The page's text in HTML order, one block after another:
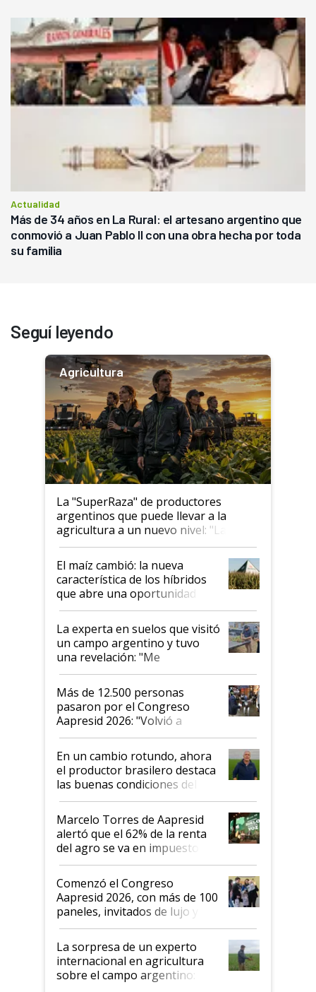
Actualidad
Más de 34 años en La Rural: el artesano argentino que
conmovió a Juan Pablo II con una obra hecha por toda
su familia
Seguí leyendo
Agricultura
La "SuperRaza" de productores
argentinos que puede llevar a la
agricultura a un nuevo nivel: "Las
posibilidades de crecimiento son
infinitas"
El maíz cambió: la nueva
característica de los híbridos
que abre una oportunidad en
el lote
La experta en suelos que visitó
un campo argentino y tuvo
una revelación: "Me
impresionó mucho"
Más de 12.500 personas
pasaron por el Congreso
Aapresid 2026: "Volvió a
demostrar que hablar del
suelo es hablar de todo el
sistema productivo"
En un cambio rotundo, ahora
el productor brasilero destaca
las buenas condiciones del
agro argentino para invertir:
"Los veo más motivados"
Marcelo Torres de Aapresid
alertó que el 62% de la renta
del agro se va en impuestos:
"No es bueno que en
Argentina se sigan discutiendo
las mismas cosas de hace 50
años"
Comenzó el Congreso
Aapresid 2026, con más de 100
paneles, invitados de lujo y
todas las tendencias
La sorpresa de un experto
internacional en agricultura
sobre el campo argentino: